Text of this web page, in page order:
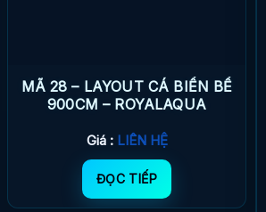
MÃ 28 – LAYOUT CÁ BIỂN BỂ
900CM – ROYALAQUA
Giá : LIÊN HỆ
ĐỌC TIẾP